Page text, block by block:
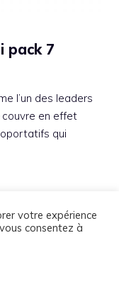
pack 7
l’un des leaders
couvre en effet
qui
votre expérience
consentez à